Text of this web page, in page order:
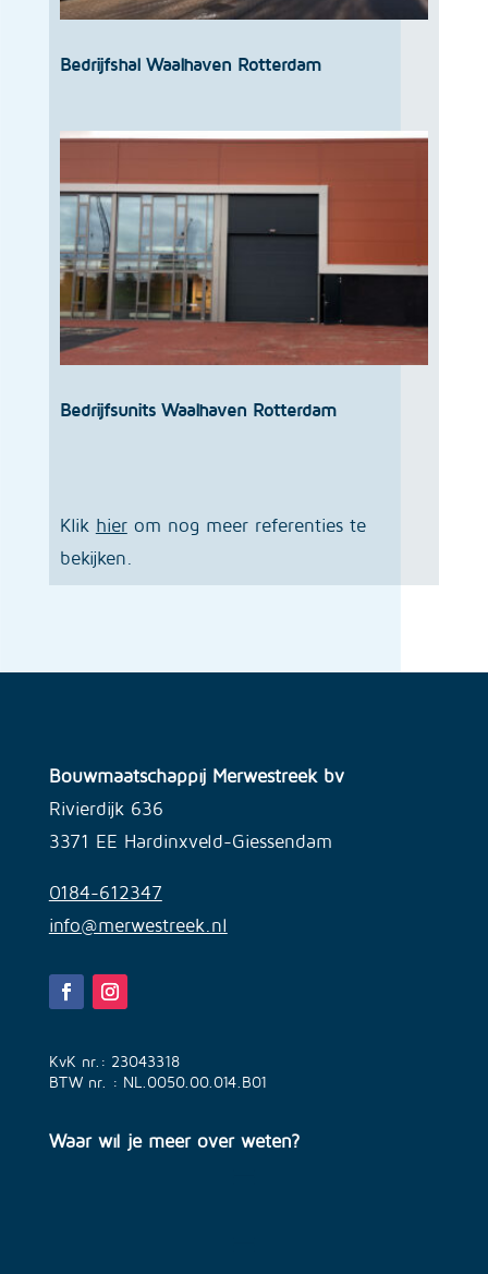
Bedrijfshal Waalhaven Rotterdam
Bedrijfsunits Waalhaven Rotterdam
Klik hierom nog meer referenties te
bekijken.
Bouwmaatschappij Merwestreek bv
Rivierdijk 636
3371 EE Hardinxveld-Giessendam
0184-612347
info@merwestreek.nl
KvK nr.: 23043318
BTW nr. : NL.0050.00.014.B01
Waar wil je meer over weten?